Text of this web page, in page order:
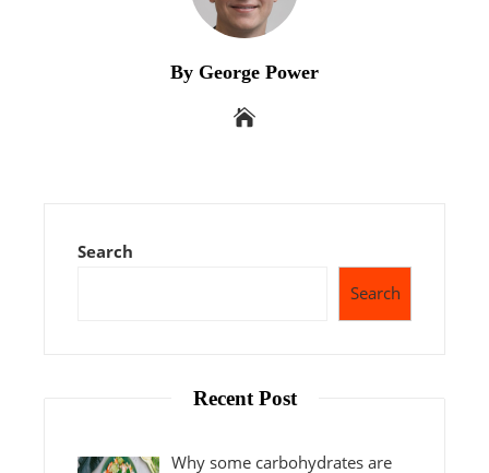
By George Power
Search
Search
Recent Post
Why some carbohydrates are